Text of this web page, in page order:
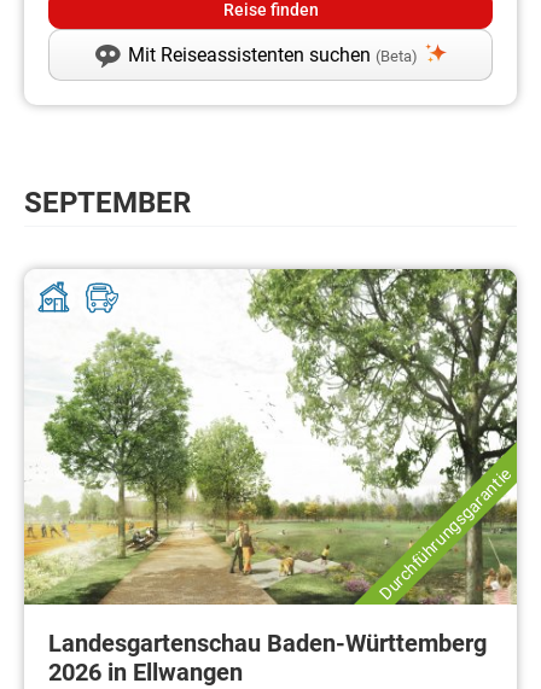
Mit Reiseassistenten suchen (Beta)
SEPTEMBER
Durchführungsgarantie
Landesgartenschau Baden-Württemberg
2026 in Ellwangen